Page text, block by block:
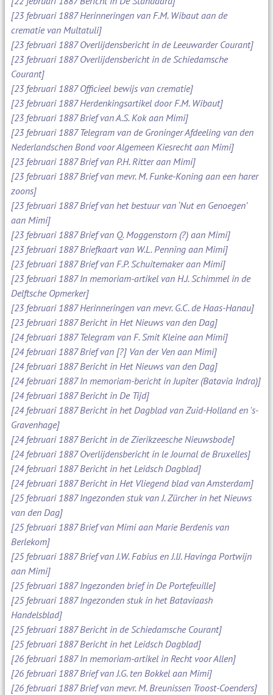
[23 februari 1887 Herinneringen van F.M. Wibaut aan de
crematie van Multatuli]
[23 februari 1887 Overlijdensbericht in de Leeuwarder Courant]
[23 februari 1887 Overlijdensbericht in de Schiedamsche
Courant]
[23 februari 1887 Officieel bewijs van crematie]
[23 februari 1887 Herdenkingsartikel door F.M. Wibaut]
[23 februari 1887 Brief van A.S. Kok aan Mimi]
[23 februari 1887 Telegram van de Groninger Afdeeling van den
Nederlandschen Bond voor Algemeen Kiesrecht aan Mimi]
[23 februari 1887 Brief van P.H. Ritter aan Mimi]
[23 februari 1887 Brief van mevr. M. Funke-Koning aan een harer
zoons]
[23 februari 1887 Brief van het bestuur van ‘Nut en Genoegen’
aan Mimi]
[23 februari 1887 Brief van Q. Moggenstorn (?) aan Mimi]
[23 februari 1887 Briefkaart van W.L. Penning aan Mimi]
[23 februari 1887 Brief van F.P. Schuitemaker aan Mimi]
[23 februari 1887 In memoriam-artikel van H.J. Schimmel in de
Delftsche Opmerker]
[23 februari 1887 Herinneringen van mevr. G.C. de Haas-Hanau]
[23 februari 1887 Bericht in Het Nieuws van den Dag]
[24 februari 1887 Telegram van F. Smit Kleine aan Mimi]
[24 februari 1887 Brief van [?] Van der Ven aan Mimi]
[24 februari 1887 Bericht in Het Nieuws van den Dag]
[24 februari 1887 In memoriam-bericht in Jupiter (Batavia Indra)]
[24 februari 1887 Bericht in De Tijd]
[24 februari 1887 Bericht in het Dagblad van Zuid-Holland en 's-
Gravenhage]
[24 februari 1887 Bericht in de Zierikzeesche Nieuwsbode]
[24 februari 1887 Overlijdensbericht in le Journal de Bruxelles]
[24 februari 1887 Bericht in het Leidsch Dagblad]
[24 februari 1887 Bericht in Het Vliegend blad van Amsterdam]
[25 februari 1887 Ingezonden stuk van J. Zürcher in het Nieuws
van den Dag]
[25 februari 1887 Brief van Mimi aan Marie Berdenis van
Berlekom]
[25 februari 1887 Brief van J.W. Fabius en J.IJ. Havinga Portwijn
aan Mimi]
[25 februari 1887 Ingezonden brief in De Portefeuille]
[25 februari 1887 Ingezonden stuk in het Bataviaash
Handelsblad]
[25 februari 1887 Bericht in de Schiedamsche Courant]
[25 februari 1887 Bericht in het Leidsch Dagblad]
[26 februari 1887 In memoriam-artikel in Recht voor Allen]
[26 februari 1887 Brief van J.G. ten Bokkel aan Mimi]
[26 februari 1887 Brief van mevr. M. Breunissen Troost-Coenders]